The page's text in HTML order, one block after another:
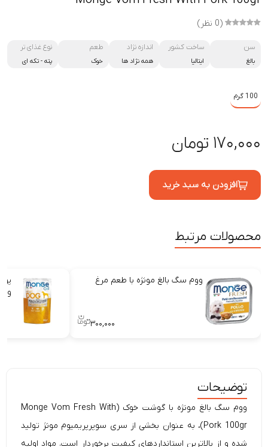
(0 نظر)
سن
بالغ
ساخت کشور
ایتالیا
اندازه نژاد
همه نژاد ها
طعم
خوک
نوع غذای تر
پته -تکه ای
100 گرم
۱۷۰,۰۰۰ تومان
افزودن به سبد خرید
محصولات مرتبط
ووم سگ بالغ مونژه با طعم مرغ
۳۰۰,۰۰۰
و
توضیحات
ووم سگ بالغ مونژه با گوشت خوک (Monge Vom Fresh With
Pork 100gr)، به عنوان بخشی از سری سوپرپریمیوم مونژ تولید
شده و از بالاترین استانداردهای کیفیت برخوردار است. مواد اولیه